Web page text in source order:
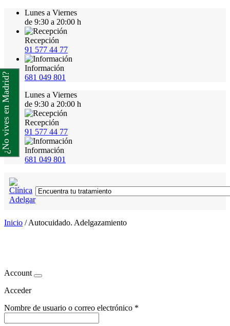
Lunes a Viernes
de 9:30 a 20:00 h
Recepción
91 577 44 77
Información
681 049 801
Lunes a Viernes
de 9:30 a 20:00 h
Recepción
91 577 44 77
Información
681 049 801
Inicio /Autocuidado. Adelgazamiento
Account
Acceder
Nombre de usuario o correo electrónico *
¿No vives en Madrid?